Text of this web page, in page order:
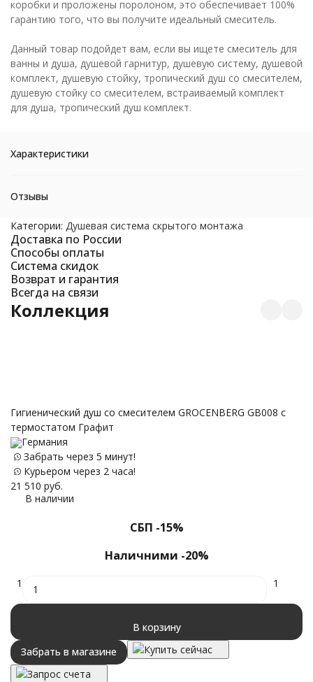
коробки и проложены поролоном, это обеспечивает 100%
гарантию того, что вы получите идеальный смеситель.
Данный товар подойдет вам, если вы ищете смеситель для
ванны и душа, душевой гарнитур, душевую систему, душевой
комплект, душевую стойку, тропический душ со смесителем,
душевую стойку со смесителем, встраиваемый комплект
для душа, тропический душ комплект.
Характеристики
Отзывы
Категории: Душевая система скрытого монтажа
Доставка по России
Способы оплаты
Система скидок
Возврат и гарантия
Всегда на связи
Коллекция
Гигиенический душ со смесителем GROCENBERG GB008 с
термостатом Графит
Германия
Забрать через 5 минут!
Курьером через 2 часа!
21 510 руб.
В наличии
СБП -15%
Наличними -20%
1 1
В корзину
Забрать в магазине
Купить сейчас
Запрос счета